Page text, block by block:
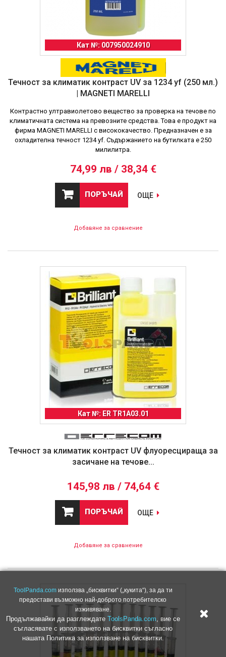
Кат №: 007950024910
Течност за климатик контраст UV за 1234 yf (250 мл.)
| MAGNETI MARELLI
Контрастно ултравиолетово вещество за проверка на течове по
климатичната система на превозните средства. Това е продукт на
фирма MAGNETI MARELLI с висококачество. Предназначен е за
охладителна течност 1234 yf. Съдържанието на бутилката е 250
милилитра.
74,99 лв / 38,34 €
ПОРЪЧАЙ ОЩЕ
Добавяне за сравнение
Кат №: ER TR1A03.01
Течност за климатик контраст UV флуоресцираща за
засичане на течове...
145,98 лв / 74,64 €
ПОРЪЧАЙ ОЩЕ
Добавяне за сравнение
ToolPanda.comизползва „бисквитки“ („кукита“), за да ти
предостави възможно най-доброто потребителско
изживяване.
Продължавайки да разглеждате ToolsPanda.com, вие се
съгласявате с използването на бисквитки съгласно
нашата Политика за използване на бисквитки.